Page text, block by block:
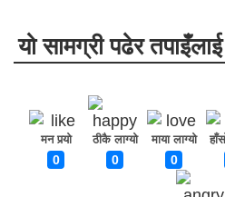
यो सामग्री पढेर
मन पर्‍यो
0
ठीकै लाग्यो
0
माया लाग्यो
0